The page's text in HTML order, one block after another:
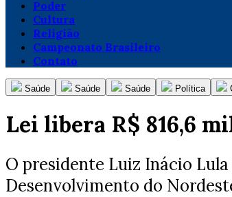
Poder
Cultura
Religião
Campeonato Brasileiro
Contato
Saúde Saúde Saúde Política
Lei libera R$ 816,6
O presidente Luiz Inácio Lula
Desenvolvimento do